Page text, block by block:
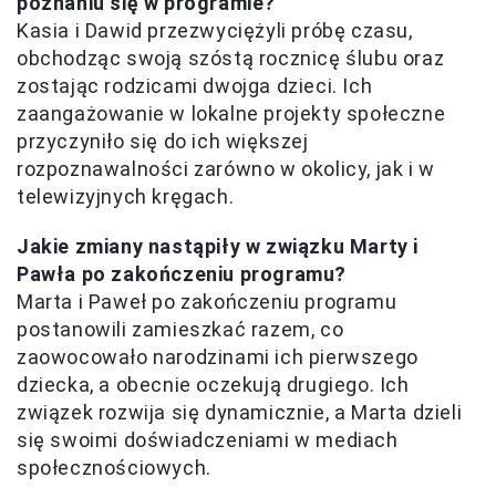
Kasia i Dawid przezwyciężyli próbę czasu,
obchodząc swoją szóstą rocznicę ślubu oraz
zostając rodzicami dwojga dzieci. Ich
zaangażowanie w lokalne projekty społeczne
przyczyniło się do ich większej
rozpoznawalności zarówno w okolicy, jak i w
telewizyjnych kręgach.
Jakie zmiany nastąpiły w związku Marty i
Pawła po zakończeniu programu?
Marta i Paweł po zakończeniu programu
postanowili zamieszkać razem, co
zaowocowało narodzinami ich pierwszego
dziecka, a obecnie oczekują drugiego. Ich
związek rozwija się dynamicznie, a Marta dzieli
się swoimi doświadczeniami w mediach
społecznościowych.